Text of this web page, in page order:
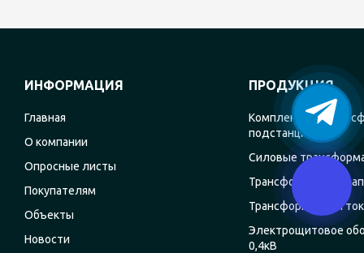
ИНФОРМАЦИЯ
Главная
О компании
Опросные листы
Покупателям
Объекты
Новости
ПРОДУКЦИЯ
Комплектные
подстанции
Силовые
Трансформаторы
Трансформаторы
Электрощитовое
0,4кВ